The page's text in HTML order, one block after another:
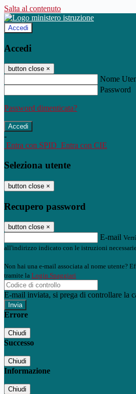
Salta al contenuto
Accedi
Accedi
button close ×
Nome
Password
Password dimenticata?
-
Entra con SPID Entra con CIE
Seleziona utente
button close ×
Recupero password
button close ×
E-mail
all'indirizzo indicato con le istruzioni
Non hai una e-mail associata al nome utente?
tramite la Login Spaggiari
E-mail inviata, si prega di controllare la
Errore
Chiudi
Successo
Chiudi
Informazione
Chiudi